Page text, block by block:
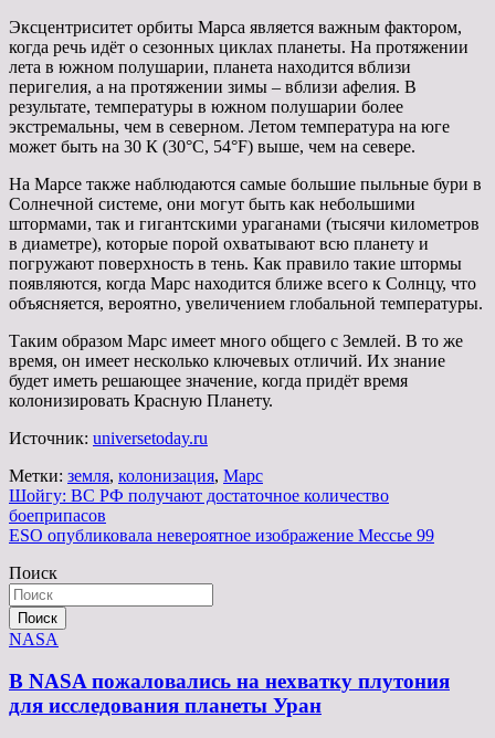
Эксцентриситет орбиты Марса является важным фактором,
когда речь идёт о сезонных циклах планеты. На протяжении
лета в южном полушарии, планета находится вблизи
перигелия, а на протяжении зимы – вблизи афелия. В
результате, температуры в южном полушарии более
экстремальны, чем в северном. Летом температура на юге
может быть на 30 К (30°С, 54°F) выше, чем на севере.
На Марсе также наблюдаются самые большие пыльные бури в
Солнечной системе, они могут быть как небольшими
штормами, так и гигантскими ураганами (тысячи километров
в диаметре), которые порой охватывают всю планету и
погружают поверхность в тень. Как правило такие штормы
появляются, когда Марс находится ближе всего к Солнцу, что
объясняется, вероятно, увеличением глобальной температуры.
Таким образом Марс имеет много общего с Землей. В то же
время, он имеет несколько ключевых отличий. Их знание
будет иметь решающее значение, когда придёт время
колонизировать Красную Планету.
Источник: universetoday.ru
Метки: земля, колонизация, Марс
Навигация
по
Шойгу: ВС РФ получают достаточное количество
боеприпасов
ESO опубликовала невероятное изображение Мессье 99
Поиск
Поиск
NASA
В NASA пожаловались на нехватку плутония
для исследования планеты Уран